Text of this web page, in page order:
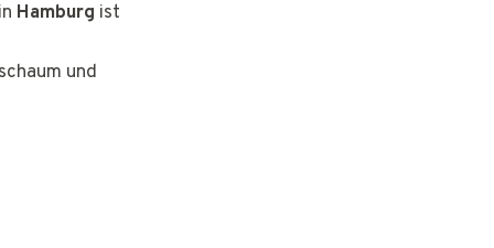
Hamburg ist
und